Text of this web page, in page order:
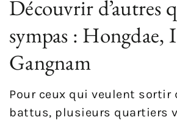
Découvrir d’autres
sympas : Hongdae,
Gangnam
Pour ceux qui veulent sortir
battus, plusieurs quartiers